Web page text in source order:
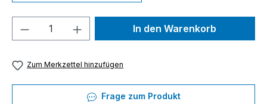
Produkt Anzahl: Gib denIn den Warenkorb
Zum Merkzettel hinzufügen
Frage zum Produkt